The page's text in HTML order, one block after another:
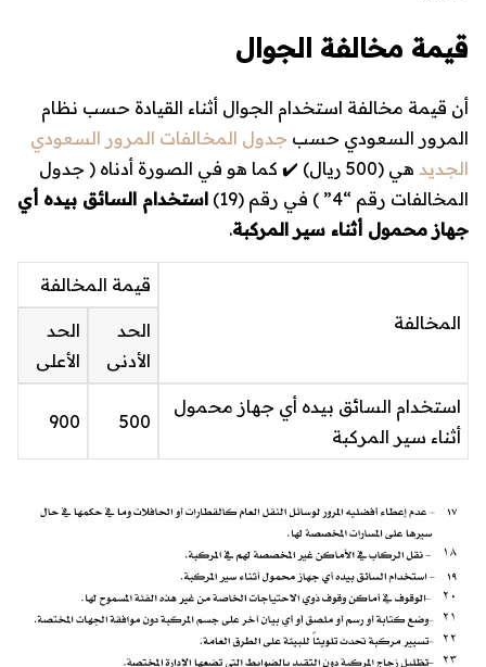
قيمة مخالفة الجوال
أن قيمة مخالفة استخدام الجوال أثناء القيادة حسب نظام
المرور السعودي حسب جدول المخالفات المرور السعودي
الجديد هي (500 ريال
) ✔️ كما هو في الصورة أدناه ( جدول
المخالفات رقم “4” ) في رقم (19)
استخدام السائق بيده أي
جهاز محمول أثناء سير المركبة.
المخالفة
قيمة المخالفة
الحد
الأدنى
الحد
الأعلى
استخدام السائق بيده أي جهاز محمول
أثناء سير المركبة
500
900